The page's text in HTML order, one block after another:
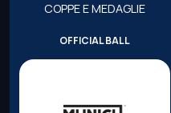
COPPE E MEDAGLIE
OFFICIAL BALL